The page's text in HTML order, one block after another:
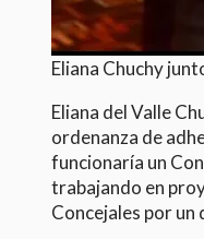
Eliana Chuchy
Eliana del Valle
ordenanza de
funcionaría un
trabajando en
Concejales por un